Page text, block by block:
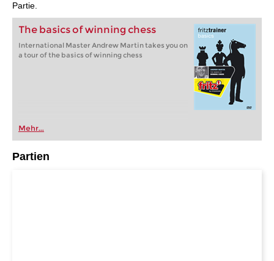
Partie.
The basics of winning chess
International Master Andrew Martin takes you on
a tour of the basics of winning chess
Mehr...
Partien